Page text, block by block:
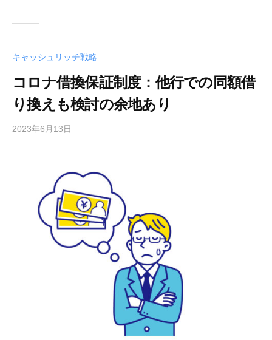
キャッシュリッチ戦略
コロナ借換保証制度：他行での同額借
り換えも検討の余地あり
2023年6月13日